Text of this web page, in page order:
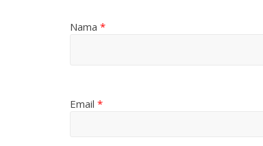
Nama *
Email *